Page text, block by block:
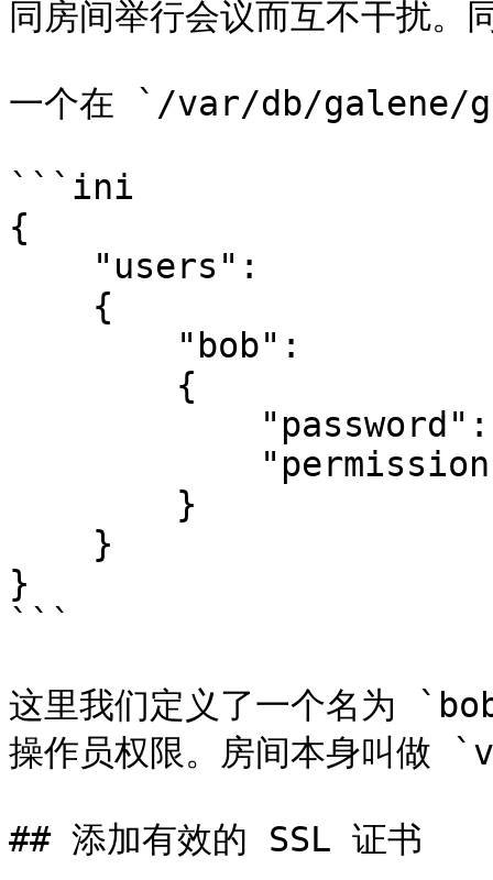
同房间举行会议而互不干扰。
一个在 `/var/db/galene/
```ini
{
}
```
这里我们定义了一个名为
操作员权限。房间本身叫
## 添加有效的 SSL 证书